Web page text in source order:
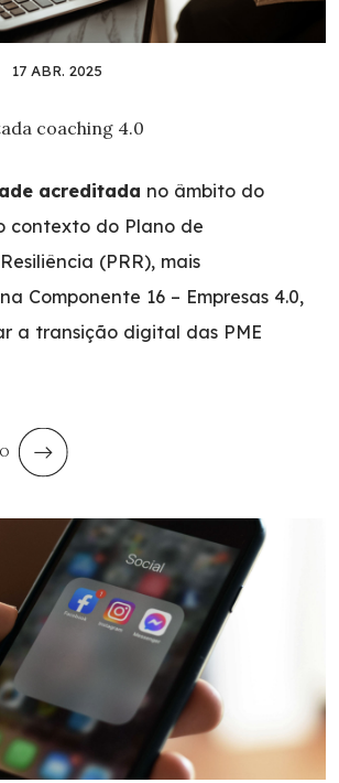
17 ABR. 2025
coaching 4.0
acreditada no âmbito do
contexto do Plano de
(PRR), mais
Componente 16 – Empresas 4.0,
a transição digital das PME